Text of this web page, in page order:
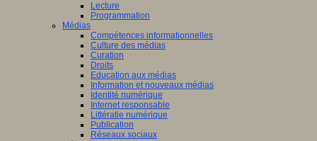
Lecture
Programmation
Médias
Compétences informationnelles
Culture des médias
Curation
Droits
Education aux médias
Information et nouveaux médias
Identité numérique
Internet responsable
Littératie numérique
Publication
Réseaux sociaux